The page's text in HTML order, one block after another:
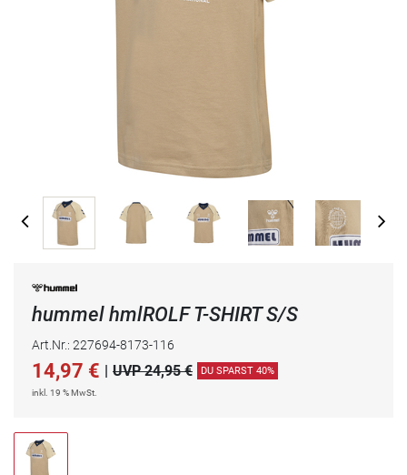
hummel hmlROLF T-SHIRT S/S
Art.Nr.: 227694-8173-116
14,97 € | UVP 24,95 € DU SPARST 40%
inkl. 19 % MwSt.